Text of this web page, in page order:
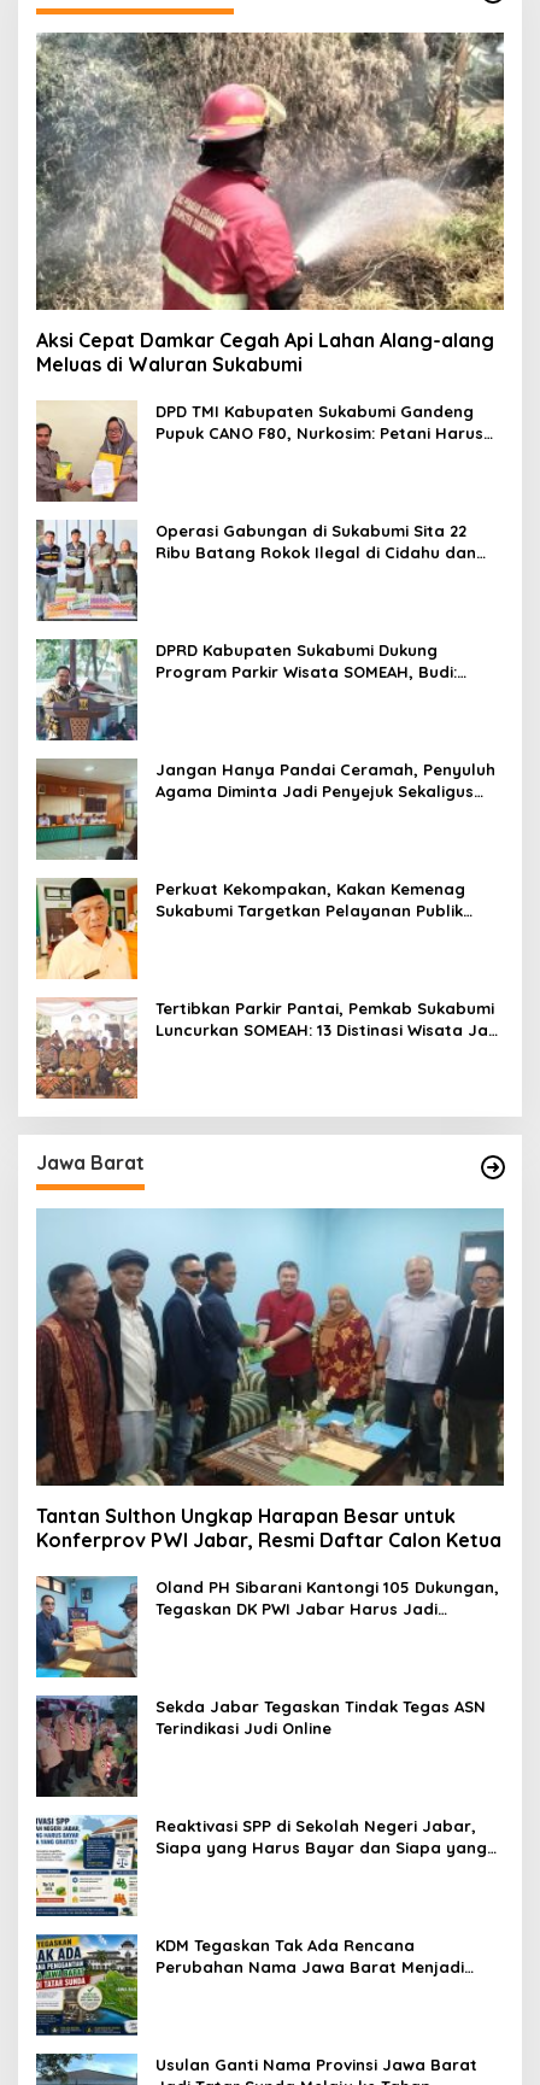
Aksi Cepat Damkar Cegah Api Lahan Alang-alang
Meluas di Waluran Sukabumi
DPD TMI Kabupaten Sukabumi Gandeng
Pupuk CANO F80, Nurkosim: Petani Harus
Operasi Gabungan di Sukabumi Sita 22
Ribu Batang Rokok Ilegal di Cidahu dan
DPRD Kabupaten Sukabumi Dukung
Program Parkir Wisata SOMEAH, Budi:
Jangan Hanya Pandai Ceramah, Penyuluh
Agama Diminta Jadi Penyejuk Sekaligus
Perkuat Kekompakan, Kakan Kemenag
Sukabumi Targetkan Pelayanan Publik
Tertibkan Parkir Pantai, Pemkab Sukabumi
Luncurkan SOMEAH: 13 Distinasi Wisata Jadi
Jawa Barat
Tantan Sulthon Ungkap Harapan Besar untuk
Konferprov PWI Jabar, Resmi Daftar Calon Ketua
Oland PH Sibarani Kantongi 105 Dukungan,
Tegaskan DK PWI Jabar Harus Jadi
Sekda Jabar Tegaskan Tindak Tegas ASN
Terindikasi Judi Online
Reaktivasi SPP di Sekolah Negeri Jabar,
Siapa yang Harus Bayar dan Siapa yang
KDM Tegaskan Tak Ada Rencana
Perubahan Nama Jawa Barat Menjadi
Usulan Ganti Nama Provinsi Jawa Barat